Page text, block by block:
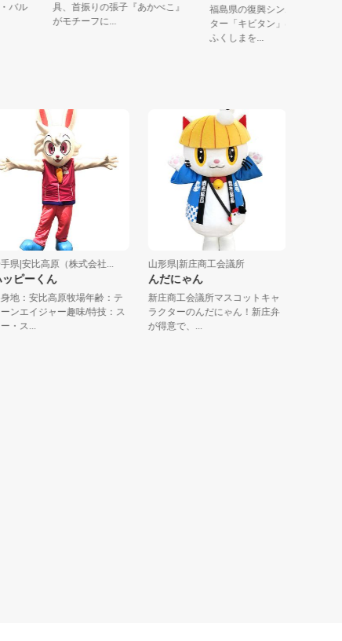
・バル
具、首振りの張子『あかべこ』
がモチーフに...
福島県の復興シンボルキ
ター「キビタン」は、み
ふくしまを...
|安比高原（株式会社...
ーくん
：安比高原牧場年齢：テ
エイジャー趣味/特技：ス
...
山形県|新庄商工会議所
んだにゃん
新庄商工会議所マスコットキャ
ラクターのんだにゃん！新庄弁
が得意で、...